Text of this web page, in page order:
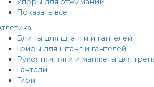
Показать все
Блины для штанги и гантелей
Грифы для штанг и гантелей
Рукоятки, тяги и манжеты для
Гантели
Гири